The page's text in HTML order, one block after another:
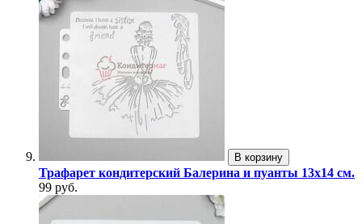
В корзину
Трафарет кондитерский Балерина и пуанты 13х14 см.
99 руб.